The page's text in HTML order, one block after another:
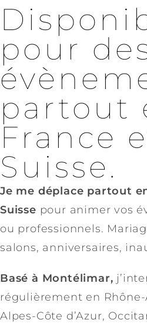
pour
partout
France
Suisse.
Je me déplace partout
Suisse pour animer vos
ou professionnels.
salons, anniversaires,
Basé à Montélimar,
régulièrement en
Alpes-Côte d’Azur,